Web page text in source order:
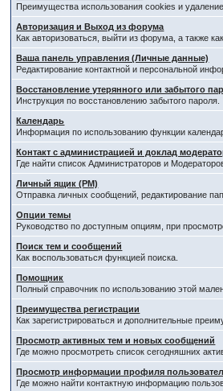
Преимущества использования cookies и
Авторизация и Выход из форума
Как авторизоваться, выйти из форума, а также
Ваша панель управления (Личные данные)
Редактирование контактной и персональной
Восстановление утерянного или забытого
Инструкция по восстановлению забытого пароля.
Календарь
Информация по использованию функции
Контакт с администрацией и доклад
Где найти список Администраторов и
Личный ящик (PM)
Отправка личных сообщений, редактирование
Опции темы
Руководство по доступным опциям, при
Поиск тем и сообщений
Как воспользоваться функцией поиска.
Помощник
Полный справочник по использованию этой
Преимущества регистрации
Как зарегистрироваться и дополнительные
Просмотр активных тем и новых сообщений
Где можно просмотреть список сегодняшних
Просмотр информации профиля
Где можно найти контактную информацию